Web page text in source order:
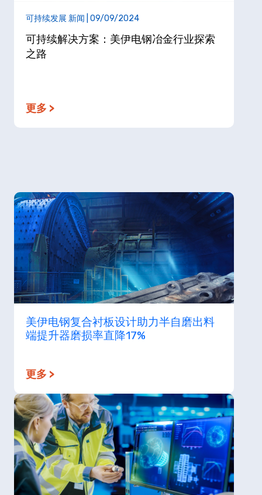
可持续发展 新闻 | 09/09/2024
可持续解决方案：美伊电钢冶金行业探索
之路
更多 >
美伊电钢复合衬板设计助力半自磨出料
端提升器磨损率直降17%
更多 >